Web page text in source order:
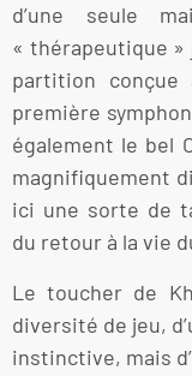
d’une seule
« thérapeutique
partition conçue
première
également le bel
magnifiquement
ici une sorte de
du retour à la vie
Le toucher de
diversité de jeu,
instinctive, mais